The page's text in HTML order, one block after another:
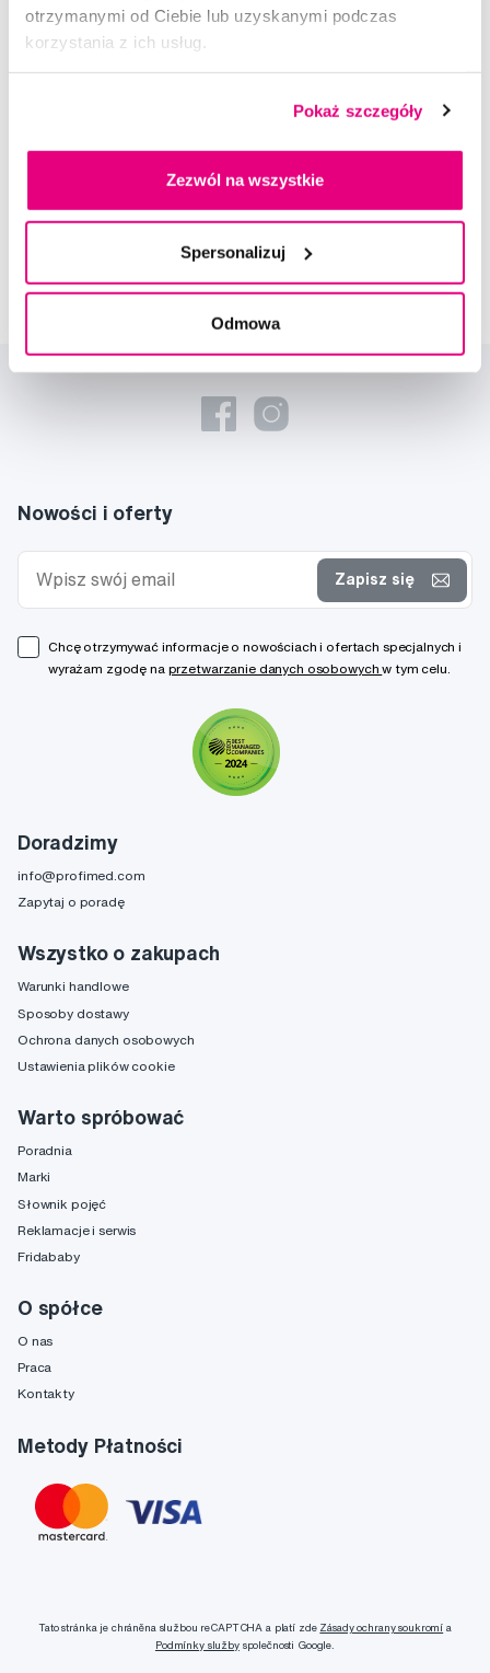
otrzymanymi od Ciebie lub uzyskanymi podczas
korzystania z ich usług.
Pokaż szczegóły
Zezwól na wszystkie
Spersonalizuj
Odmowa
Napisz do naszych ekspertów
Doradzimy
info@profimed.com
Zapytaj o poradę
Wszystko o zakupach
Warunki handlowe
Sposoby dostawy
Ochrona danych osobowych
Ustawienia plików cookie
Warto spróbować
Poradnia
Marki
Słownik pojęć
Reklamacje i serwis
Fridababy
O spółce
O nas
Praca
Kontakty
Metody Płatności
Nowości i oferty
Zapisz się
Chcę otrzymywać informacje o nowościach i ofertach specjalnych i
wyrażam zgodę na przetwarzanie danych osobowychw tym celu.
Tato stránka je chráněna službou reCAPTCHA a platí zde Zásady ochrany soukromí a
Podmínky službyspolečnosti Google.